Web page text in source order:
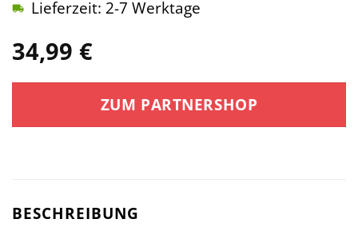
34,99 €
Lieferzeit: 2-7 Werktage
ZUM PARTNERSHOP
BESCHREIBUNG